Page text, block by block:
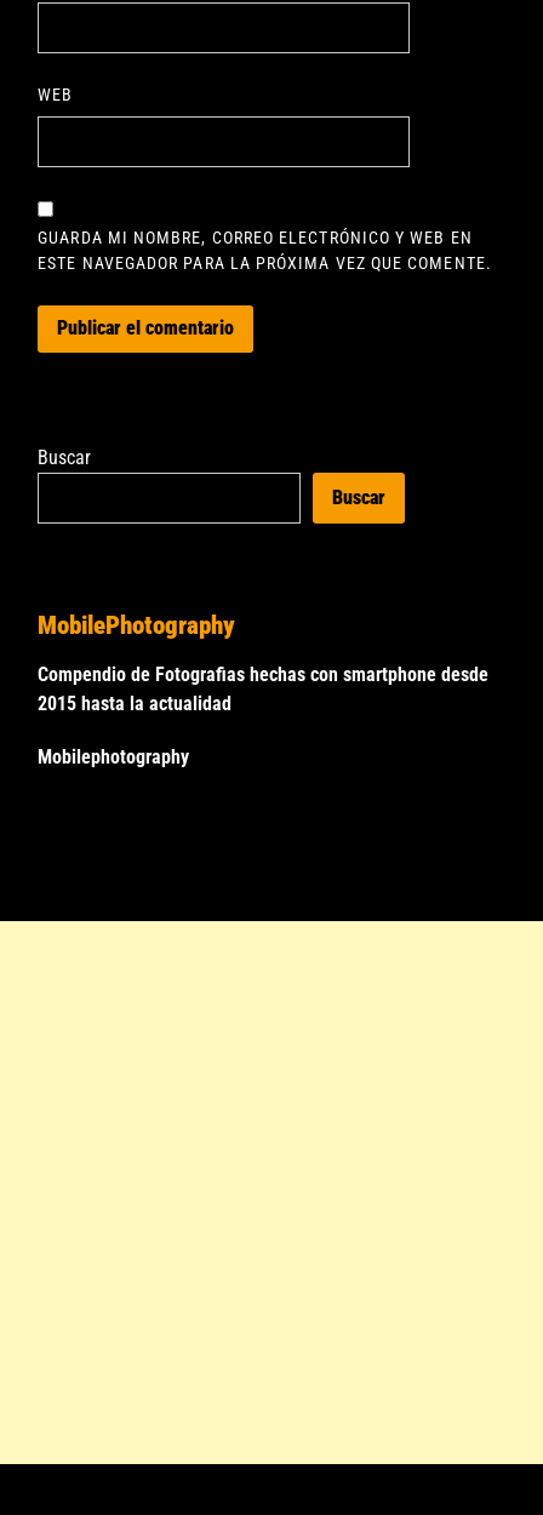
WEB
GUARDA MI NOMBRE, CORREO ELECTRÓNICO Y WEB EN
ESTE NAVEGADOR PARA LA PRÓXIMA VEZ QUE COMENTE.
Buscar
Buscar
MobilePhotography
Compendio de Fotografias hechas con smartphone desde
2015 hasta la actualidad
Mobilephotography